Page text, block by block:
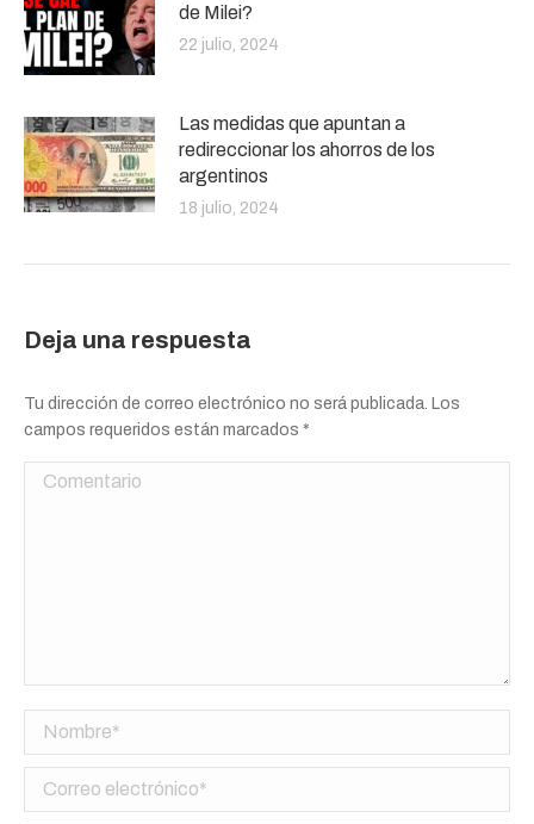
de Milei?
22 julio, 2024
Las medidas que apuntan a
redireccionar los ahorros de los
argentinos
18 julio, 2024
Deja una respuesta
Tu dirección de correo electrónico no será publicada. Los
campos requeridos están marcados *
Comentario
Nombre *
Correo electrónico *